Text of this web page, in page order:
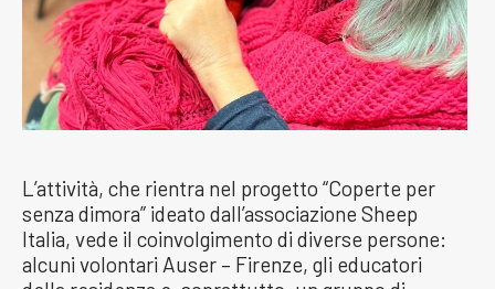
L’attività, che rientra nel progetto “Coperte per
senza dimora” ideato dall’associazione Sheep
Italia, vede il coinvolgimento di diverse persone:
alcuni volontari Auser – Firenze, gli educatori